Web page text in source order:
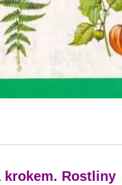
krokem. Rostliny